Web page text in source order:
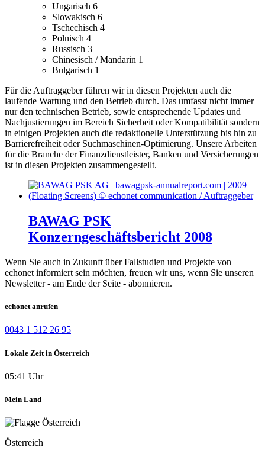
Ungarisch 6
Slowakisch 6
Tschechisch 4
Polnisch 4
Russisch 3
Chinesisch / Mandarin 1
Bulgarisch 1
Für die Auftraggeber führen wir in diesen Projekten auch die
laufende Wartung und den Betrieb durch. Das umfasst nicht immer
nur den technischen Betrieb, sowie entsprechende Updates und
Nachjustierungen im Bereich Sicherheit oder Kompatibilität sondern
in einigen Projekten auch die redaktionelle Unterstützung bis hin zu
Barrierefreiheit oder Suchmaschinen-Optimierung. Unsere Arbeiten
für die Branche der Finanzdienstleister, Banken und Versicherungen
ist in diesen Projekten zusammengestellt.
BAWAG PSK
Konzerngeschäftsbericht 2008
Wenn Sie auch in Zukunft über Fallstudien und Projekte von
echonet informiert sein möchten, freuen wir uns, wenn Sie unseren
Newsletter - am Ende der Seite - abonnieren.
echonet anrufen
0043 1 512 26 95
Lokale Zeit in Österreich
05:41 Uhr
Mein Land
Österreich